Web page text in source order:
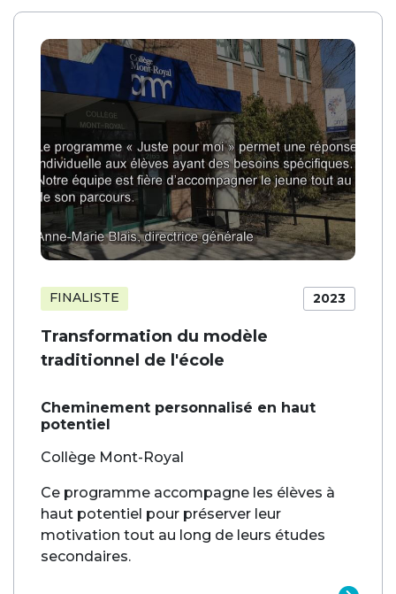
2023
FINALISTE
Transformation du modèle
traditionnel de l'école
Cheminement personnalisé en haut
potentiel
Collège Mont-Royal
Ce programme accompagne les élèves à
haut potentiel pour préserver leur
motivation tout au long de leurs études
secondaires.